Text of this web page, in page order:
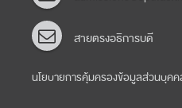
สายตรงอธิการบดี
นโยบายการคุ้มครองข้อมูลส่วนบุคค